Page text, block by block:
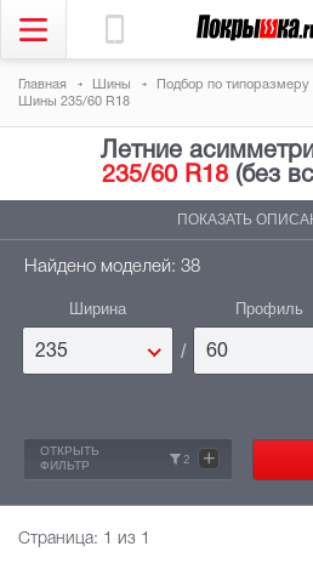
Главная Шины Подбор по типоразмеру
Шины 235/60 R18
Летние
235/60 R18 (без
ПОКАЗАТЬ
Найдено моделей: 38
Ширина
235 /
Профиль
60
ОТКРЫТЬ
ФИЛЬТР
2 +
Страница: 1 из 1